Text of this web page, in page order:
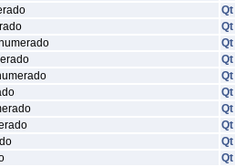
Qt
Qt
Qt
Qt
Qt
Qt
Qt
Qt
Qt
Qt